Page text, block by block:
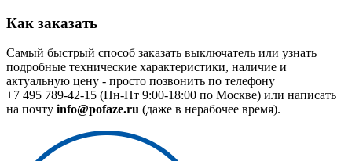
Как заказать
Самый быстрый способ заказать выключатель или узнать
подробные технические характеристики, наличие и
актуальную цену - просто позвонить по телефону
+7 495 789-42-15 (Пн-Пт 9:00-18:00 по Москве) или написать
на почту info@pofaze.ru (даже в нерабочее время).